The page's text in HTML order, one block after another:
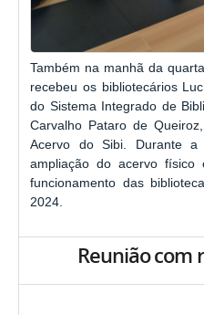
Também na manhã da
recebeu os bibliotecários
do Sistema Integrado de
Carvalho Pataro de
Acervo do Sibi. Durante a
ampliação do acervo
funcionamento das
2024.
Reunião com